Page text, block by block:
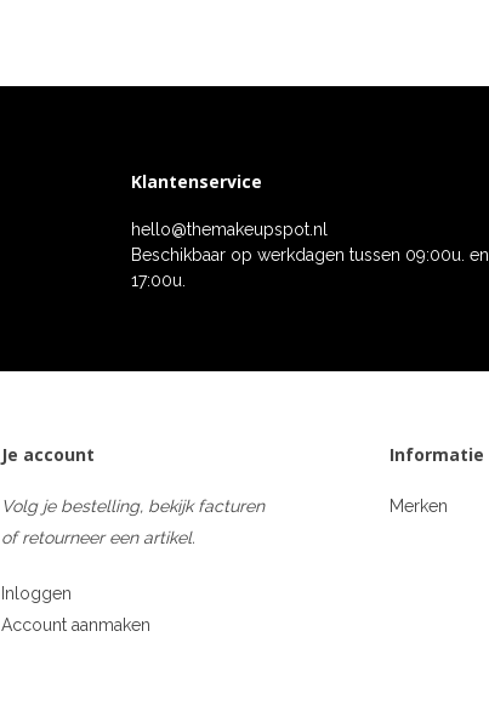
Klantenservice
hello@themakeupspot.nl
Beschikbaar op werkdagen tussen 09:00u. en
17:00u.
Je account
Volg je bestelling, bekijk facturen
of retourneer een artikel.
Inloggen
Account aanmaken
Informatie
Merken